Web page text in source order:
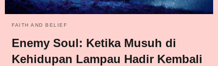
FAITH AND BELIEF
Enemy Soul: Ketika Musuh di
Kehidupan Lampau Hadir Kembali